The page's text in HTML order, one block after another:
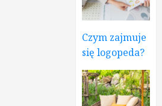
Czym zajmuje
się logopeda?